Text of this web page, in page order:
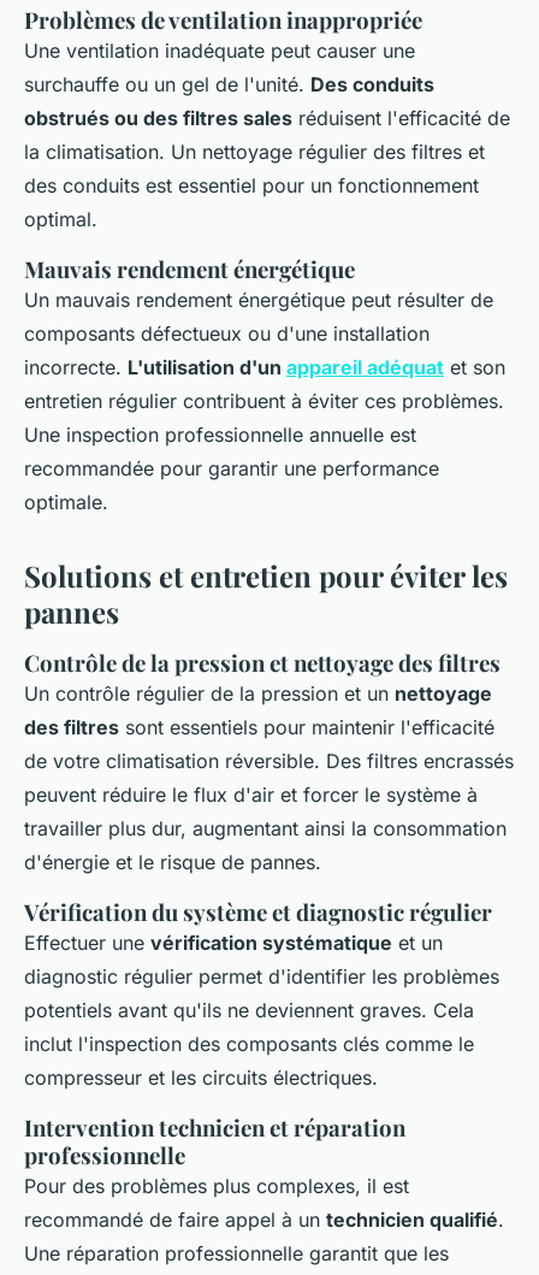
Problèmes de ventilation inappropriée
Une ventilation inadéquate peut causer une
surchauffe ou un gel de l'unité. Des conduits
obstrués ou des filtres sales réduisent l'efficacité de
la climatisation. Un nettoyage régulier des filtres et
des conduits est essentiel pour un fonctionnement
optimal.
Mauvais rendement énergétique
Un mauvais rendement énergétique peut résulter de
composants défectueux ou d'une installation
incorrecte. L'utilisation d'un appareil adéquat et son
entretien régulier contribuent à éviter ces problèmes.
Une inspection professionnelle annuelle est
recommandée pour garantir une performance
optimale.
Solutions et entretien pour éviter les
pannes
Contrôle de la pression et nettoyage des filtres
Un contrôle régulier de la pression et un nettoyage
des filtres sont essentiels pour maintenir l'efficacité
de votre climatisation réversible. Des filtres encrassés
peuvent réduire le flux d'air et forcer le système à
travailler plus dur, augmentant ainsi la consommation
d'énergie et le risque de pannes.
Vérification du système et diagnostic régulier
Effectuer une vérification systématique et un
diagnostic régulier permet d'identifier les problèmes
potentiels avant qu'ils ne deviennent graves. Cela
inclut l'inspection des composants clés comme le
compresseur et les circuits électriques.
Intervention technicien et réparation
professionnelle
Pour des problèmes plus complexes, il est
recommandé de faire appel à un technicien qualifié.
Une réparation professionnelle garantit que les